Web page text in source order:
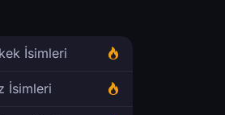
İsimleri
İsimleri